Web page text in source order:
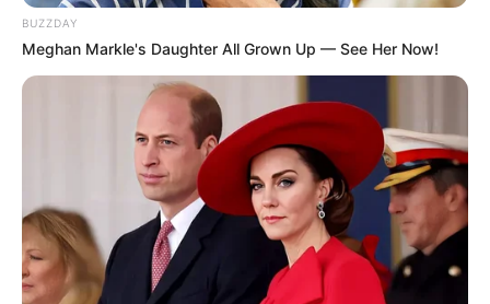
DESTAQUES DA SEMANA
Agente de Saúde é indiciada por falsificar
visitas que nunca aconteceram.
BUZZDAY
Meghan Markle's Daughter All Grown Up — See Her Now!